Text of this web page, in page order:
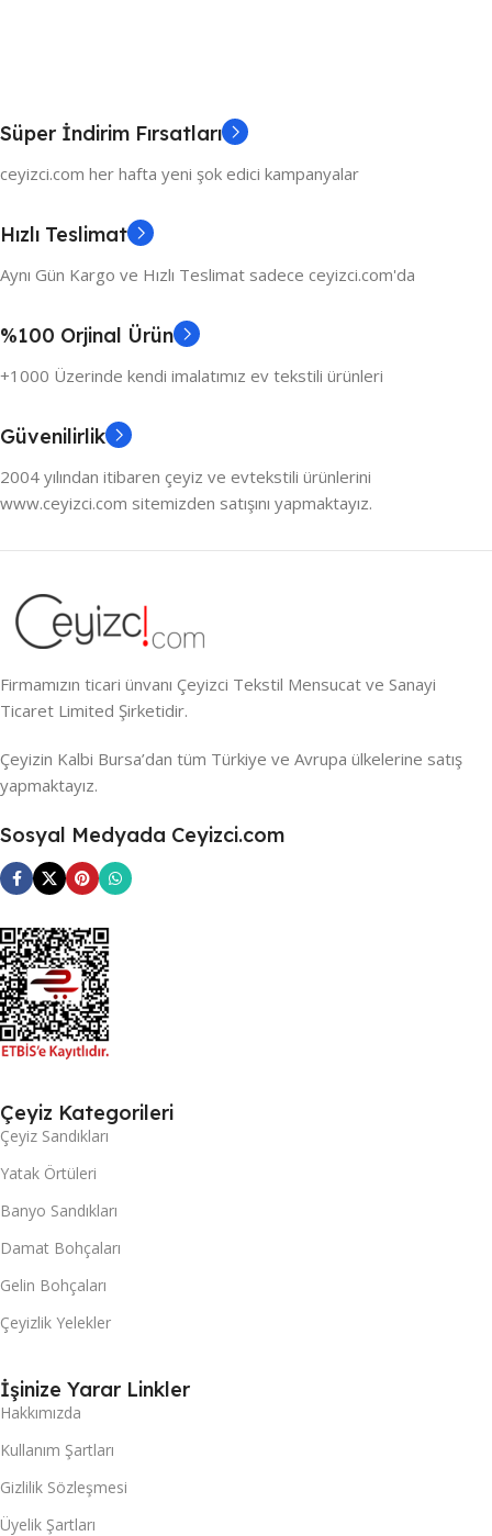
Süper İndirim Fırsatları
ceyizci.com her hafta yeni şok edici kampanyalar
Hızlı Teslimat
Aynı Gün Kargo ve Hızlı Teslimat sadece ceyizci.com'da
%100 Orjinal Ürün
+1000 Üzerinde kendi imalatımız ev tekstili ürünleri
Güvenilirlik
2004 yılından itibaren çeyiz ve evtekstili ürünlerini
www.ceyizci.com sitemizden satışını yapmaktayız.
Firmamızın ticari ünvanı Çeyizci Tekstil Mensucat ve Sanayi
Ticaret Limited Şirketidir.
Çeyizin Kalbi Bursa’dan tüm Türkiye ve Avrupa ülkelerine satış
yapmaktayız.
Sosyal Medyada Ceyizci.com
Çeyiz Kategorileri
Çeyiz Sandıkları
Yatak Örtüleri
Banyo Sandıkları
Damat Bohçaları
Gelin Bohçaları
Çeyizlik Yelekler
İşinize Yarar Linkler
Hakkımızda
Kullanım Şartları
Gizlilik Sözleşmesi
Üyelik Şartları